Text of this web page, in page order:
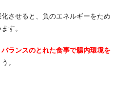
させると、負のエネルギーをため
す。
ランスのとれた食事で腸内環境を
。